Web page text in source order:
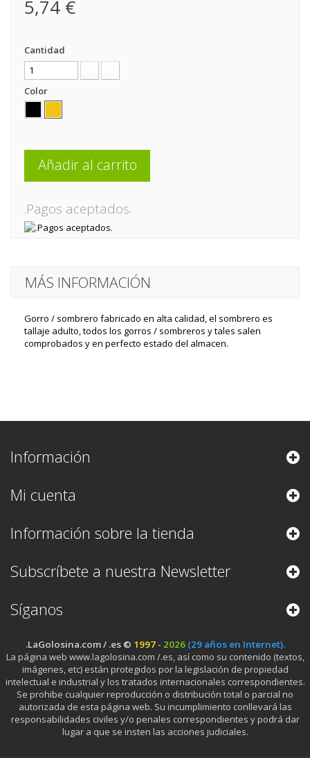
5,74 €
Cantidad
Color
Añadir al carrito
.Pagos aceptados.
MÁS INFORMACIÓN
Gorro / sombrero fabricado en alta calidad, el sombrero es
tallaje adulto, todos los gorros / sombreros y tales salen
comprobados y en perfecto estado del almacen.
Información
Mi cuenta
Información sobre la tienda
Subscríbete a nuestra Newsletter
Síganos
.LaGolosina.com / .es © 1997- 2026 (29 años en Internet).
La página web www.lagolosina.com /.es, así como su contenido (textos,
imágenes, etc) están protegidos por la legislación de propiedad
intelectual e industrial y los tratados internacionales correspondientes.
Se prohibe cualquier reproducción o distribución total o parcial no
autorizada de esta página web. Su incumplimiento conllevará las
responsabilidades civiles y/o penales correspondientes y podrá dar
lugar a que se insten las acciones judiciales.